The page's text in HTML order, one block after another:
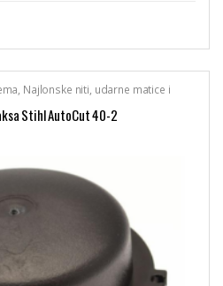
, Najlonske niti, udarne matice i
Stihl AutoCut 40-2